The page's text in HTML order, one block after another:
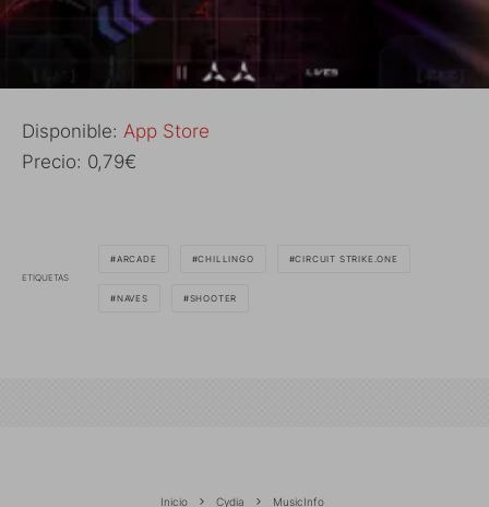
Disponible: App Store
Precio: 0,79€
ETIQUETAS
ARCADE CHILLINGO CIRCUIT STRIKE.ONE
NAVES SHOOTER
Inicio Cydia MusicInfo